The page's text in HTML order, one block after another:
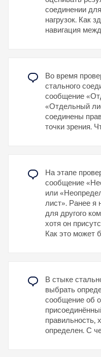
Узнать больше
также установить
нагрузить только
Узнать больше
или их компонентов,
результатов.
Узнать больше
соединении
нагрузок. Как
навигация
Во время
стального
сообщение
«Отдельный
соединены
точки зрения.
На этапе
сообщение
или
лист». Ранее я
для другого
хотя он
Как это может
В стыке
выбрать
сообщение об
правильность,
определен. С